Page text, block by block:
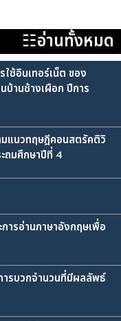
☷อ่านทั้งหมด
ช้อินเทอร์เน็ต ของ
บ้านช้างเผือก ปีการ
แนวทฤษฎีคอนสตรัคติวิ
ถมศึกษาปีที่ 4
ารอ่านภาษาอังกฤษเพื่อ
รบวกจำนวนที่มีผลลัพธ์